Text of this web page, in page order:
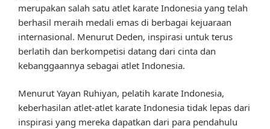
merupakan salah satu atlet karate Indonesia yang telah
berhasil meraih medali emas di berbagai kejuaraan
internasional. Menurut Deden, inspirasi untuk terus
berlatih dan berkompetisi datang dari cinta dan
kebanggaannya sebagai atlet Indonesia.
Menurut Yayan Ruhiyan, pelatih karate Indonesia,
keberhasilan atlet-atlet karate Indonesia tidak lepas dari
inspirasi yang mereka dapatkan dari para pendahulu